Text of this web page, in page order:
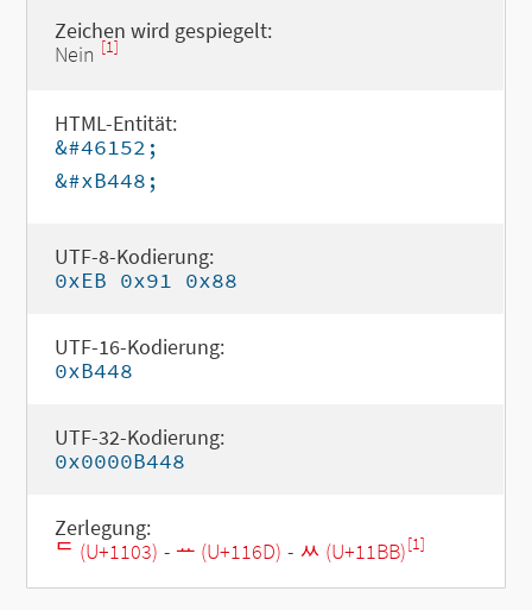
Zeichen wird gespiegelt:
Nein [1]
HTML-Entität:
&#46152;
&#xB448;
UTF-8-Kodierung:
0xEB 0x91 0x88
UTF-16-Kodierung:
0xB448
UTF-32-Kodierung:
0x0000B448
Zerlegung:
ᄃ (U+1103) - ᅭ (U+116D) - ᆻ (U+11BB)[1]